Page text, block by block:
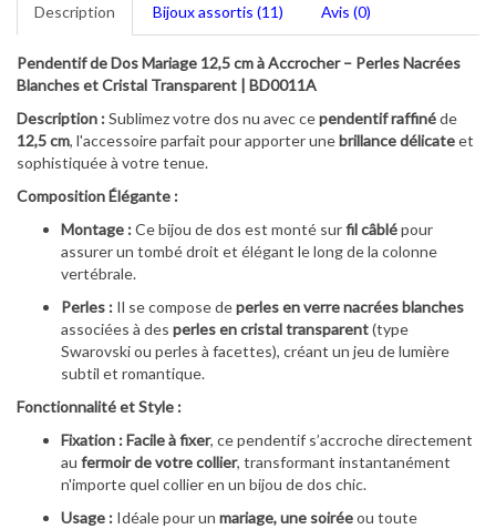
Description Bijoux assortis (11) Avis (0)
Pendentif de Dos Mariage 12,5 cm à Accrocher – Perles Nacrées
Blanches et Cristal Transparent | BD0011A
Description :Sublimez votre dos nu avec cependentif raffinéde
12,5 cm, l'accessoire parfait pour apporter unebrillance délicateet
sophistiquée à votre tenue.
Composition Élégante :
Montage :Ce bijou de dos est monté surfil câblépour
assurer un tombé droit et élégant le long de la colonne
vertébrale.
Perles : Il se compose deperles en verre nacrées blanches
associées à des perles en cristal transparent(type
Swarovski ou perles à facettes), créant un jeu de lumière
subtil et romantique.
Fonctionnalité et Style :
Fixation :Facile à fixer, ce pendentif s’accroche directement
au fermoir de votre collier, transformant instantanément
n'importe quel collier en un bijou de dos chic.
Usage : Idéale pour un mariage, une soiréeou toute